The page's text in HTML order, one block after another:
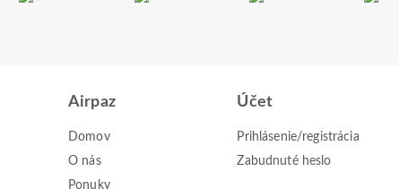
Airpaz
Domov
O nás
Ponuky
Účet
Prihlásenie/registrácia
Zabudnuté heslo